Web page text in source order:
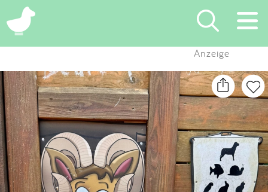
×
Suchen
Eintragen
App
Blog
Anzeige